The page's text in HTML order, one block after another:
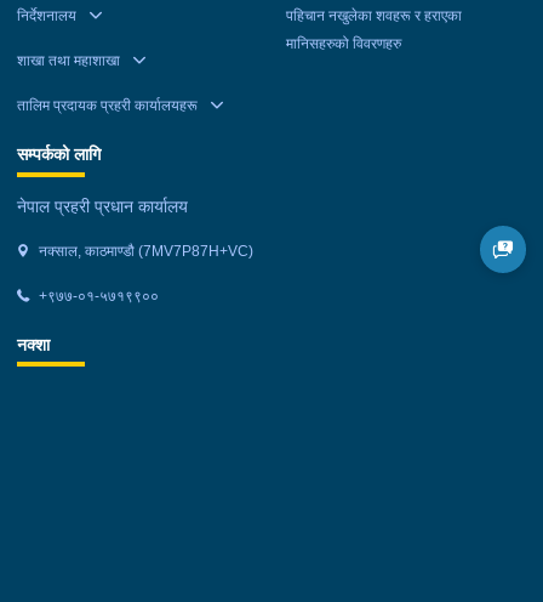
निर्देशनालय
शाखा तथा महाशाखा
तालिम प्रदायक प्रहरी कार्यालयहरू
पहिचान नखुलेका शवहरू र हराएका
मानिसहरुको विवरणहरु
सम्पर्कको लागि
नेपाल प्रहरी प्रधान कार्यालय
नक्साल, काठमाण्डौ (7MV7P87H+VC)
+९७७-०१-५७१९९००
नक्शा